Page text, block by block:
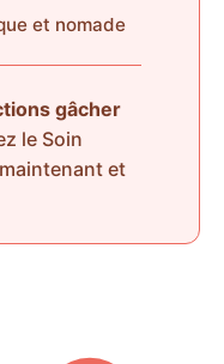
et nomade
gâcher
le Soin
et